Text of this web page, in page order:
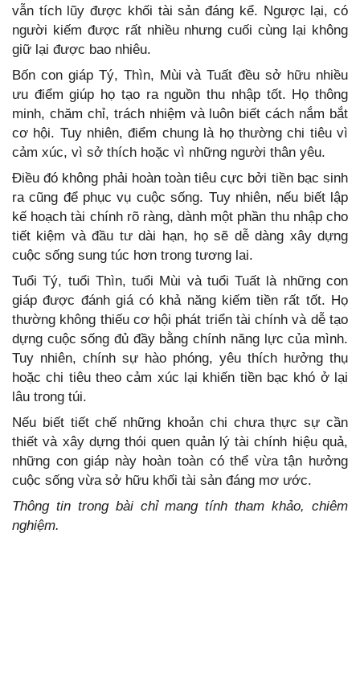
vẫn tích lũy được khối tài sản đáng kể. Ngược lại, có
người kiếm được rất nhiều nhưng cuối cùng lại không
giữ lại được bao nhiêu.
Bốn con giáp Tý, Thìn, Mùi và Tuất đều sở hữu nhiều
ưu điểm giúp họ tạo ra nguồn thu nhập tốt. Họ thông
minh, chăm chỉ, trách nhiệm và luôn biết cách nắm bắt
cơ hội. Tuy nhiên, điểm chung là họ thường chi tiêu vì
cảm xúc, vì sở thích hoặc vì những người thân yêu.
Điều đó không phải hoàn toàn tiêu cực bởi tiền bạc sinh
ra cũng để phục vụ cuộc sống. Tuy nhiên, nếu biết lập
kế hoạch tài chính rõ ràng, dành một phần thu nhập cho
tiết kiệm và đầu tư dài hạn, họ sẽ dễ dàng xây dựng
cuộc sống sung túc hơn trong tương lai.
Tuổi Tý, tuổi Thìn, tuổi Mùi và tuổi Tuất là những con
giáp được đánh giá có khả năng kiếm tiền rất tốt. Họ
thường không thiếu cơ hội phát triển tài chính và dễ tạo
dựng cuộc sống đủ đầy bằng chính năng lực của mình.
Tuy nhiên, chính sự hào phóng, yêu thích hưởng thụ
hoặc chi tiêu theo cảm xúc lại khiến tiền bạc khó ở lại
lâu trong túi.
Nếu biết tiết chế những khoản chi chưa thực sự cần
thiết và xây dựng thói quen quản lý tài chính hiệu quả,
những con giáp này hoàn toàn có thể vừa tận hưởng
cuộc sống vừa sở hữu khối tài sản đáng mơ ước.
Thông tin trong bài chỉ mang tính tham khảo, chiêm
nghiệm.